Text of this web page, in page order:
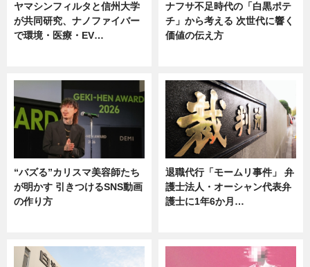
ヤマシンフィルタと信州大学
が共同研究、ナノファイバー
で環境・医療・EV…
ナフサ不足時代の「白黒ポテ
チ」から考える 次世代に響く
価値の伝え方
“バズる”カリスマ美容師たち
が明かす 引きつけるSNS動画
の作り方
退職代行「モームリ事件」 弁
護士法人・オーシャン代表弁
護士に1年6か月…